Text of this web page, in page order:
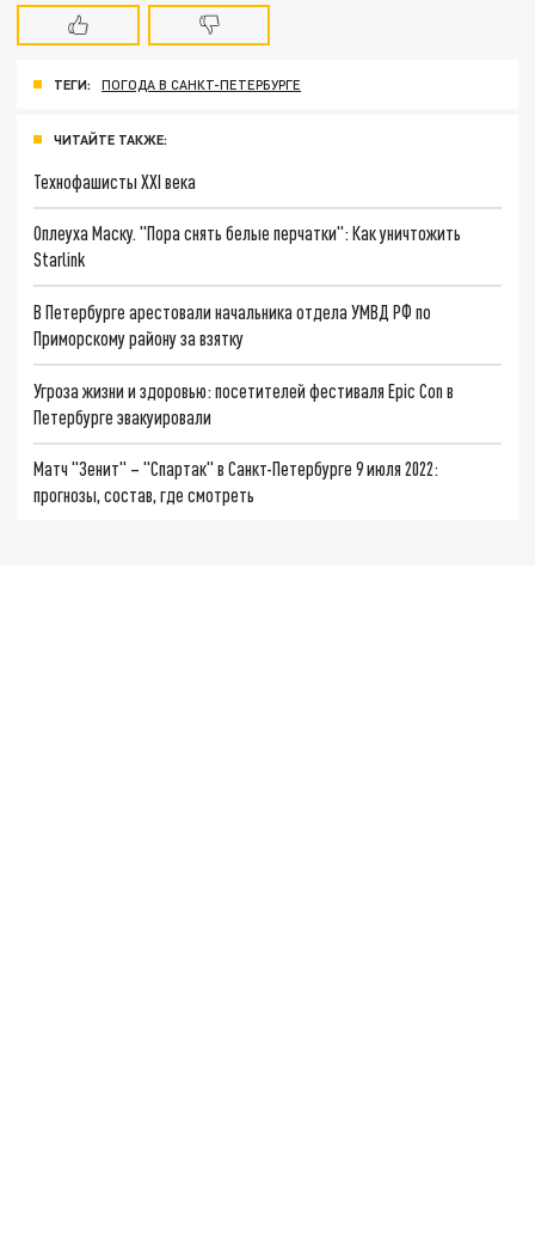
ТЕГИ: ПОГОДА В САНКТ-ПЕТЕРБУРГЕ
ЧИТАЙТЕ ТАКЖЕ:
Технофашисты XXI века
Оплеуха Маску. "Пора снять белые перчатки": Как уничтожить
Starlink
В Петербурге арестовали начальника отдела УМВД РФ по
Приморскому району за взятку
Угроза жизни и здоровью: посетителей фестиваля Epic Con в
Петербурге эвакуировали
Матч "Зенит" – "Спартак" в Санкт-Петербурге 9 июля 2022:
прогнозы, состав, где смотреть